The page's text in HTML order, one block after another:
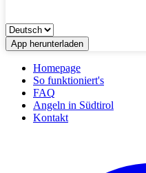
App herunterladen
Homepage
So funktioniert's
FAQ
Angeln in Südtirol
Kontakt